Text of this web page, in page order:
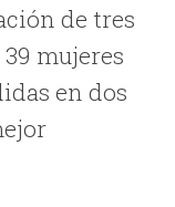
de tres
mujeres
en dos